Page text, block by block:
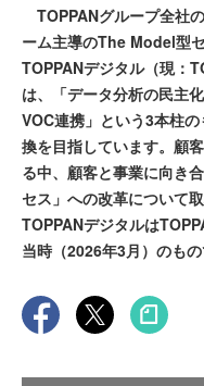
TOPPANグループ全社
ーム主導のThe Model型
TOPPANデジタル（現：
は、「データ分析の民主
VOC連携」という3本柱
換を目指しています。顧
る中、顧客と事業に向き
セス」への改革について
TOPPANデジタルは
当時（2026年3月）のもの